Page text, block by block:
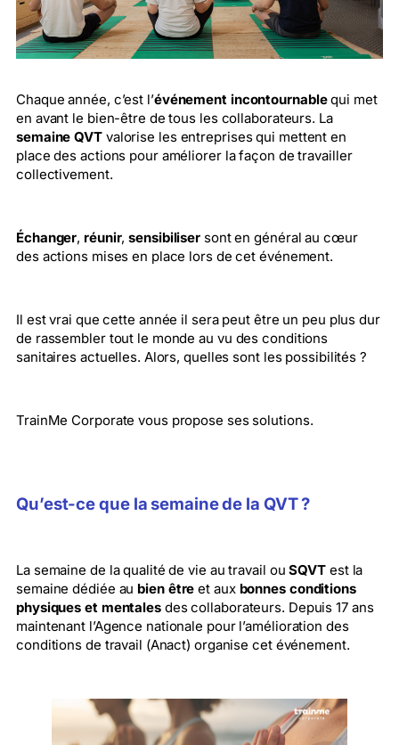
Chaque année, c’est l’événement incontournablequi met
en avant le bien-être de tous les collaborateurs. La
semaine QVTvalorise les entreprises qui mettent en
place des actions pour améliorer la façon de travailler
collectivement.
Échanger, réunir,sensibiliser sont en général au cœur
des actions mises en place lors de cet événement.
Il est vrai que cette année il sera peut être un peu plus dur
de rassembler tout le monde au vu des conditions
sanitaires actuelles. Alors, quelles sont les possibilités ?
TrainMe Corporate vous propose ses solutions.
Qu’est-ce que la semaine de la QVT ?
La semaine de la qualité de vie au travail ouSQVT est la
semaine dédiée au bien être et auxbonnes conditions
physiques et mentalesdes collaborateurs. Depuis 17 ans
maintenant l’Agence nationale pour l’amélioration des
conditions de travail (Anact) organise cet événement.